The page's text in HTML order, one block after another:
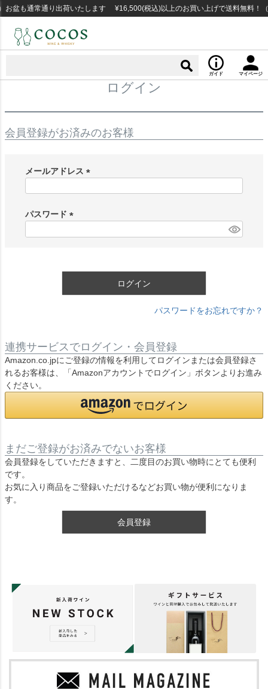
盆も通常通り出荷いたします ¥16,500(税込)以上のお買い上げで送料無料！
ガイド マイページ
ログイン
会員登録がお済みのお客様
メールアドレス
)
パスワード
ログイン
パスワードをお忘れですか？
連携サービスでログイン・会員登録
Amazon.co.jpにご登録の情報を利用してログインまたは会員登録さ
れるお客様は、「Amazonアカウントでログイン」ボタンよりお進み
ください。
まだご登録がお済みでないお客様
会員登録をしていただきますと、二度目のお買い物時にとても便利
です。
お気に入り商品をご登録いただけるなどお買い物が便利になりま
す。
会員登録